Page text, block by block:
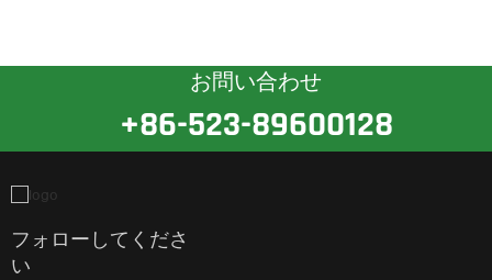
お問い合わせ
+86-523-89600128
フォローしてくださ
い